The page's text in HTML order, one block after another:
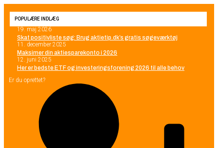
POPULÆRE INDLÆG
19. maj 2026
Skat positivliste søg: Brug aktietip.dk’s gratis søgeværktøj
11. december 2025
Maksimer din aktiesparekonto i 2026
12. juni 2025
Her er bedste ETF og investeringsforening 2026 til alle behov
Er du oprettet?